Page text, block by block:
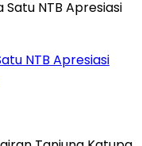
NTB Apresiasi